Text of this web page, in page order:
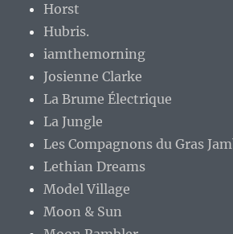
Horst
Hubris.
iamthemorning
Josienne Clarke
La Brume Électrique
La Jungle
Les Compagnons du Gras
Lethian Dreams
Model Village
Moon & Sun